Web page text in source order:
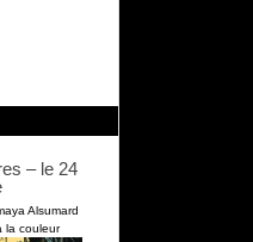
– le 24
Alsumard
la couleur